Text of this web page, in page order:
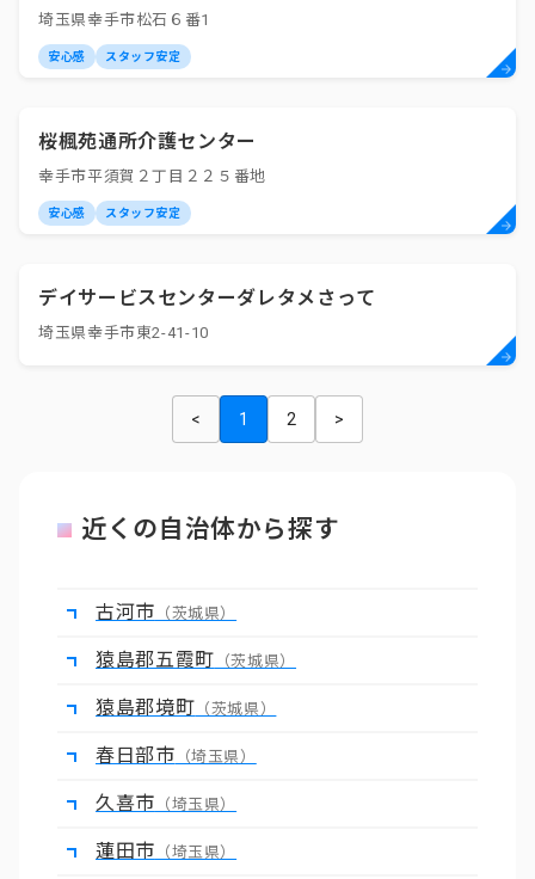
埼玉県幸手市松石６番1
安心感 スタッフ安定
桜楓苑通所介護センター
幸手市平須賀２丁目２２５番地
安心感 スタッフ安定
デイサービスセンターダレタメさって
埼玉県幸手市東2-41-10
< 1 2 >
近くの自治体から探す
古河市 （茨城県）
猿島郡五霞町 （茨城県）
猿島郡境町 （茨城県）
春日部市 （埼玉県）
久喜市 （埼玉県）
蓮田市 （埼玉県）